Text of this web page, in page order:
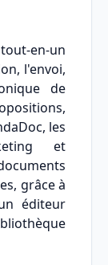
en-un
l'envoi,
de
les
et
grâce à
éditeur